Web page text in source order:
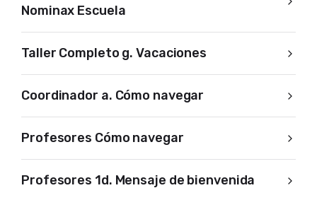
Nominax Escuela
Taller Completo g. Vacaciones
Coordinador a. Cómo navegar
Profesores Cómo navegar
Profesores 1d. Mensaje de bienvenida